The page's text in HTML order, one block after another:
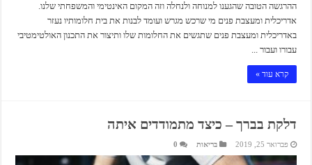
ההרגשה הטובה שהגענו למנוחה ולנחלה וזה המקום האינטימי והמשפחתי שלנו.
אדריכלית ומעצבת פנים מי שרכש מגרש ועומד לבנות את בית חלומותיו נעזר
באדריכלית ומעצבת פנים שתגשים את החלומות שלו ותיצור את התכנון האולטימטיבי
עבורו ועבור ...
קרא עוד »
דלקת בברך – כיצד מתמודדים איתה
פברואר 25, 2019 בריאות 0